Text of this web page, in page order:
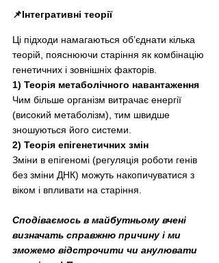
📌Інтегративні теорії
Ці підходи намагаються об’єднати кілька
теорій, пояснюючи старіння як комбінацію
генетичних і зовнішніх факторів.
1) Теорія метаболічного навантаження
Чим більше організм витрачає енергії
(високий метаболізм), тим швидше
зношуються його системи.
2) Теорія епігенетичних змін
Зміни в епігеномі (регуляція роботи генів
без зміни ДНК) можуть накопичуватися з
віком і впливати на старіння.
Сподіваємось в майбутньому вчені
визначать справжню причину і ми
зможемо відстрочити чи анулювати